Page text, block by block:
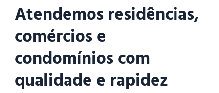
Atendemos residências,
comércios e
condomínios com
qualidade e rapidez